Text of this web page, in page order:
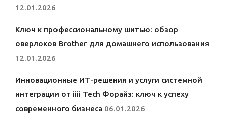
12.01.2026
Ключ к профессиональному шитью: обзор
оверлоков Brother для домашнего использования
12.01.2026
Инновационные ИТ-решения и услуги системной
интеграции от iiii Tech Форайз: ключ к успеху
современного бизнеса 06.01.2026